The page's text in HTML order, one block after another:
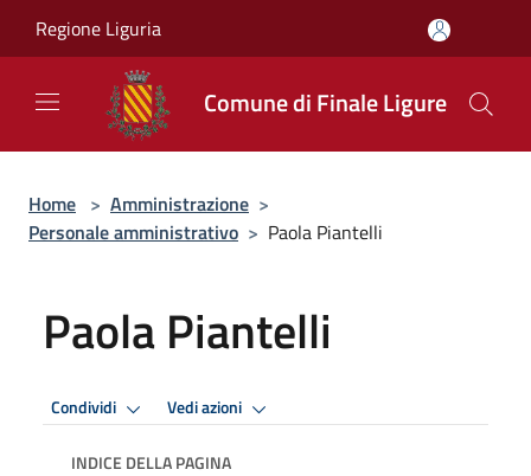
Regione Liguria
Comune di Finale Ligure
Home > Amministrazione >
Personale amministrativo > Paola Piantelli
Paola Piantelli
Condividi Vedi azioni
INDICE DELLA PAGINA